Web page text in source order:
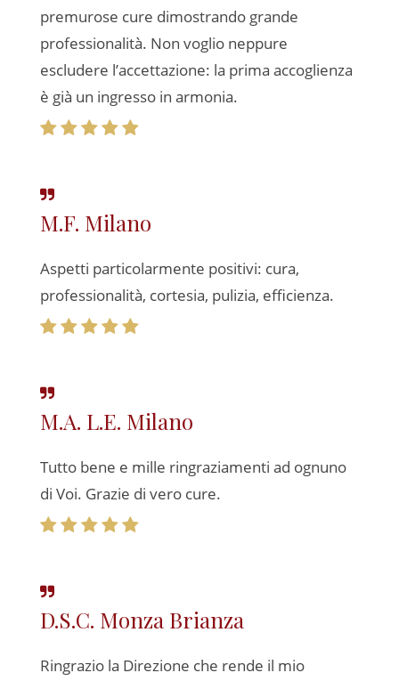
premurose cure dimostrando grande
professionalità. Non voglio neppure
escludere l’accettazione: la prima accoglienza
è già un ingresso in armonia.
M.F. Milano
Aspetti particolarmente positivi: cura,
professionalità, cortesia, pulizia, efficienza.
M.A. L.E. Milano
Tutto bene e mille ringraziamenti ad ognuno
di Voi. Grazie di vero cure.
D.S.C. Monza Brianza
Ringrazio la Direzione che rende il mio